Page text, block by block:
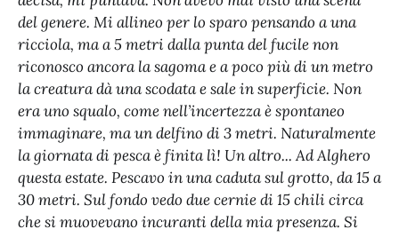
del genere. Mi allineo per lo sparo pensando a una
ricciola, ma a 5 metri dalla punta del fucile non
riconosco ancora la sagoma e a poco più di un metro
la creatura dà una scodata e sale in superficie. Non
era uno squalo, come nell’incertezza è spontaneo
immaginare, ma un delfino di 3 metri. Naturalmente
la giornata di pesca è finita lì! Un altro... Ad Alghero
questa estate. Pescavo in una caduta sul grotto, da 15 a
30 metri. Sul fondo vedo due cernie di 15 chili circa
che si muovevano incuranti della mia presenza. Si